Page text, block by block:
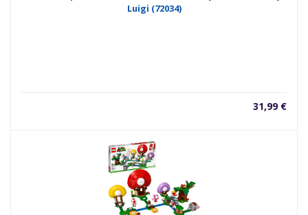
Luigi (72034)
31,99 €